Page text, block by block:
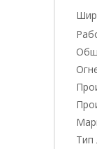
Тип